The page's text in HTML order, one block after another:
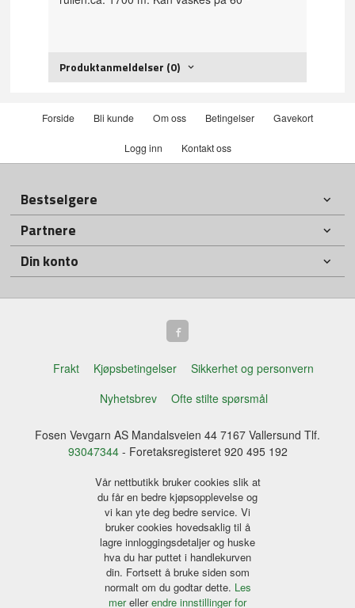
Produktanmeldelser (0)
Forside Bli kunde Om oss Betingelser Gavekort
Logg inn Kontakt oss
Bestselgere
Partnere
Din konto
Frakt Kjøpsbetingelser
Sikkerhet og personvern
Nyhetsbrev
Ofte stilte spørsmål
Fosen Vevgarn AS Mandalsveien 44 7167 Vallersund Tlf.
93047344- Foretaksregisteret 920 495 192
Vår nettbutikk bruker cookies slik at
du får en bedre kjøpsopplevelse og
vi kan yte deg bedre service. Vi
bruker cookies hovedsaklig til å
lagre innloggingsdetaljer og huske
hva du har puttet i handlekurven
din. Fortsett å bruke siden som
normalt om du godtar dette. Les
merellerendre innstillinger for